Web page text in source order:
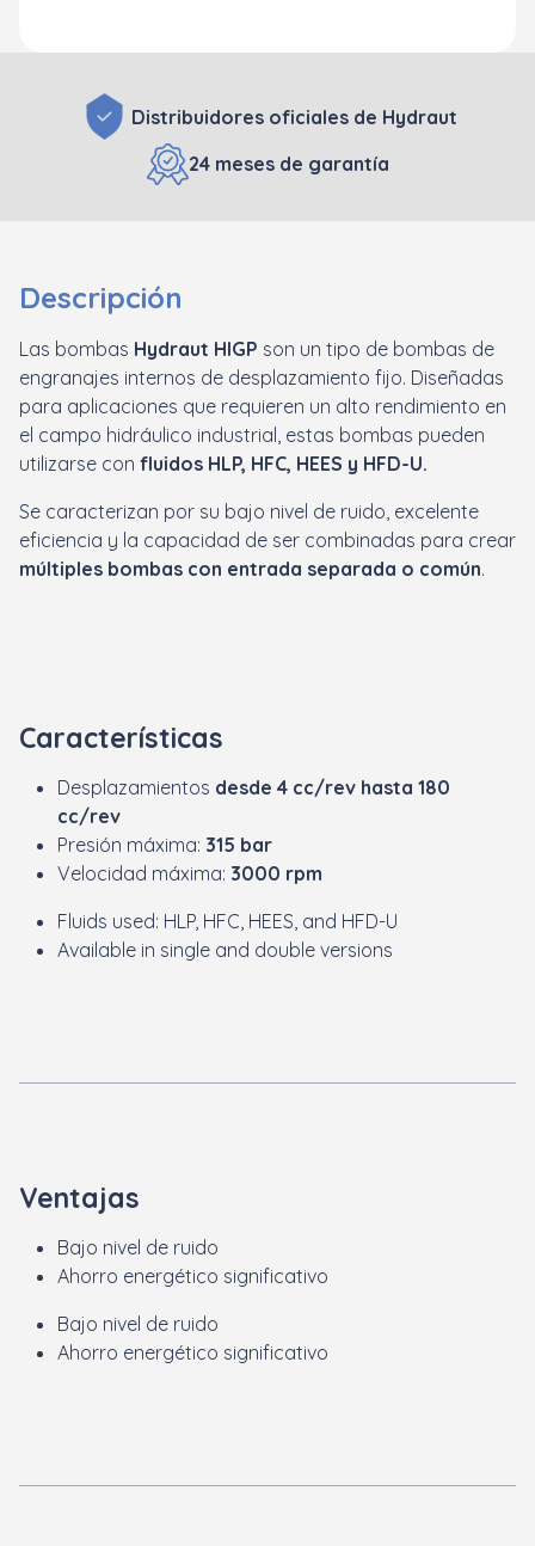
Distribuidores oficiales de Hydraut
24 meses de garantía
Descripción
Las bombas Hydraut HIGP son un tipo de bombas de
engranajes internos de desplazamiento fijo. Diseñadas
para aplicaciones que requieren un alto rendimiento en
el campo hidráulico industrial, estas bombas pueden
utilizarse con fluidos HLP, HFC, HEES y HFD-U.
Se caracterizan por su bajo nivel de ruido, excelente
eficiencia y la capacidad de ser combinadas para crear
múltiples bombas con entrada separada o común.
Características
Desplazamientos desde 4 cc/rev hasta 180
cc/rev
Presión máxima: 315 bar
Velocidad máxima: 3000 rpm
Fluids used: HLP, HFC, HEES, and HFD-U
Available in single and double versions
Ventajas
Bajo nivel de ruido
Ahorro energético significativo
Bajo nivel de ruido
Ahorro energético significativo